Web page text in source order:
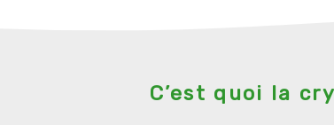
C’est quoi la